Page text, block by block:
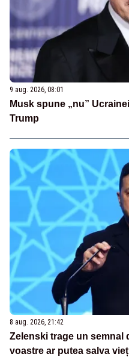
9 aug. 2026, 08:01
Musk spune „nu”
Trump
8 aug. 2026, 21:42
Zelenski trage un semnal
voastre ar putea salva